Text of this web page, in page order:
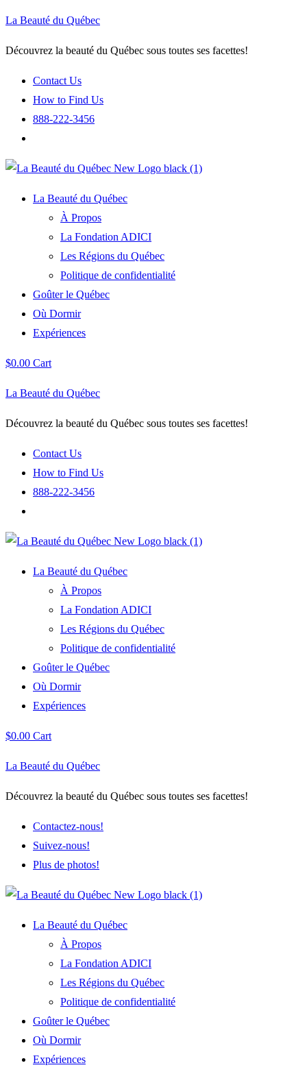
La Beauté du Québec
Découvrez la beauté du Québec sous toutes ses facettes!
Contact Us
How to Find Us
888-222-3456
La Beauté du Québec
À Propos
La Fondation ADICI
Les Régions du Québec
Politique de confidentialité
Goûter le Québec
Où Dormir
Expériences
$0.00 Cart
La Beauté du Québec
Découvrez la beauté du Québec sous toutes ses facettes!
Contact Us
How to Find Us
888-222-3456
La Beauté du Québec
À Propos
La Fondation ADICI
Les Régions du Québec
Politique de confidentialité
Goûter le Québec
Où Dormir
Expériences
$0.00 Cart
La Beauté du Québec
Découvrez la beauté du Québec sous toutes ses facettes!
Contactez-nous!
Suivez-nous!
Plus de photos!
La Beauté du Québec
À Propos
La Fondation ADICI
Les Régions du Québec
Politique de confidentialité
Goûter le Québec
Où Dormir
Expériences